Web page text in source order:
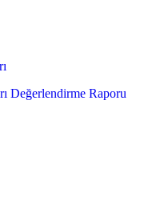
Değerlendirme Raporu